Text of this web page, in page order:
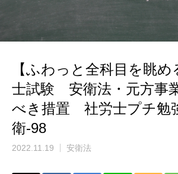
【ふわっと全科目を眺め
士試験 安衛法・元方事
べき措置 社労士プチ勉
衛-98
2022.11.19 安衛法